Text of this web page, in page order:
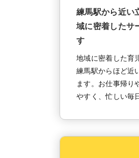
練馬駅から近い
域に密着したサ
す
地域に密着した育
練馬駅からほど近
ます。お仕事帰り
やすく、忙しい毎